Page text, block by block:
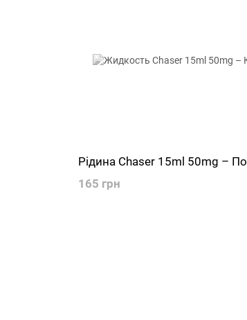
Рідина Chaser 15ml 50mg –
165 грн